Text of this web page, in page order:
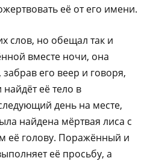
её от его имени.
слов, но обещал так и
вместе ночи, она
его веер и говоря,
её тело в
день на месте,
найдена мёртвая лиса с
голову. Поражённый и
её просьбу, а